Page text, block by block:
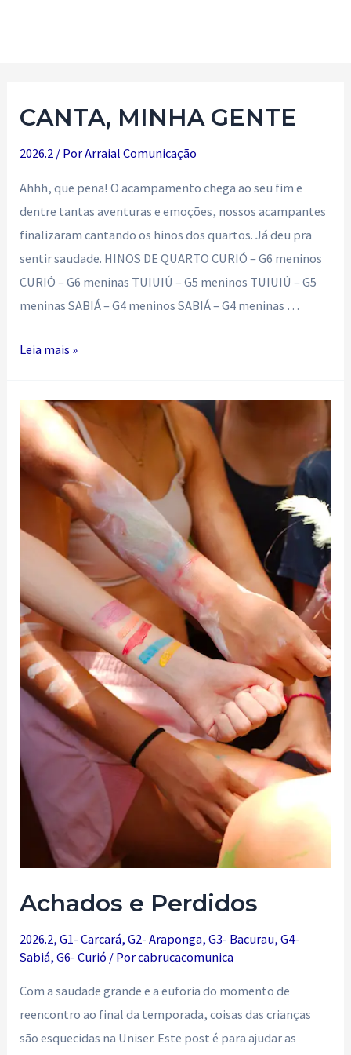
CANTA, MINHA GENTE
2026.2 / PorArraial Comunicação
Ahhh, que pena! O acampamento chega ao seu fim e
dentre tantas aventuras e emoções, nossos acampantes
finalizaram cantando os hinos dos quartos. Já deu pra
sentir saudade. HINOS DE QUARTO CURIÓ – G6 meninos
CURIÓ – G6 meninas TUIUIÚ – G5 meninos TUIUIÚ – G5
meninas SABIÁ – G4 meninos SABIÁ – G4 meninas …
CANTA,
Leia mais »
Achados e Perdidos
2026.2,G1- Carcará,G2- Araponga,G3- Bacurau,G4-
Sabiá,G6- Curió / Porcabrucacomunica
Com a saudade grande e a euforia do momento de
reencontro ao final da temporada, coisas das crianças
são esquecidas na Uniser. Este post é para ajudar as